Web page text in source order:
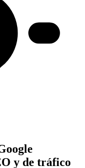
y de tráfico